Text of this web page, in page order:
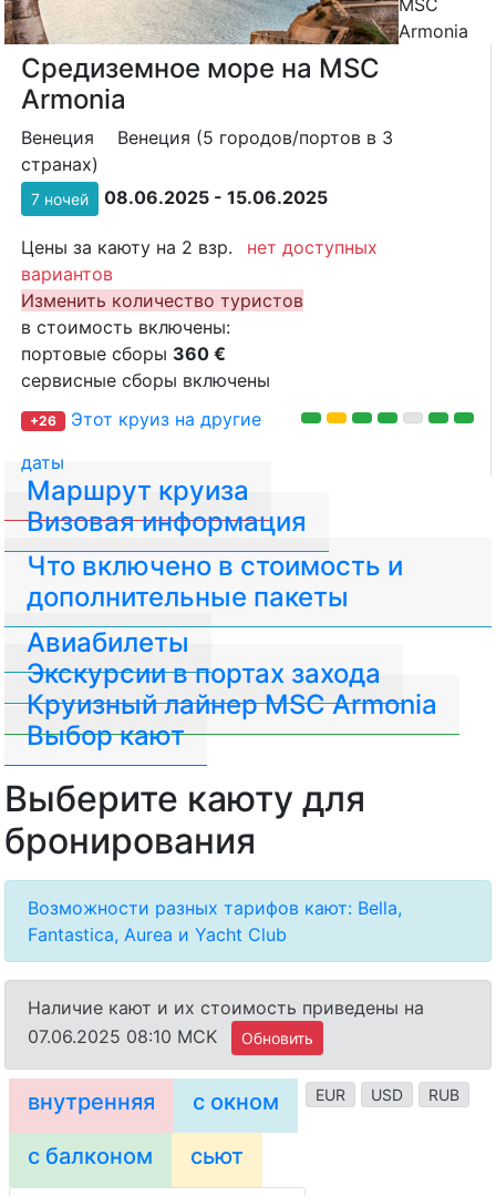
MSC
Armonia
Средиземное море на MSC
Armonia
Венеция
Венеция (5 городов/портов в 3
странах)
7 ночей 08.06.2025 - 15.06.2025
Цены за каюту на 2 взр.
нет доступных
вариантов
Изменить количество туристов
в стоимость включены:
портовые сборы 360 €
сервисные сборы включены
+26
Этот круиз на другие
даты
Маршрут круиза
Визовая информация
Авиабилеты
Что включено в стоимость и
дополнительные пакеты
Экскурсии в портах захода
Круизный лайнер MSC Armonia
Выбор кают
Выберите каюту для
бронирования
Возможности разных тарифов кают: Bella,
Fantastica, Aurea и Yacht Club
Наличие кают и их стоимость приведены на
07.06.2025 08:10 MCK
Обновить
EUR USD RUB
внутренняя с окном
с балконом сьют